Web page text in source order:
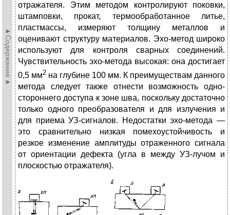
►Содержание►
отражателя. Этим методом контролируют поковки,
штамповки, про­кат, термообработанное литье,
пластмассы, измеряют толщину металлов и
оценивают структуру материалов. Эхо-метод широко
используют для контроля сварных соединений.
Чувствительность эхо-метода высокая: она до­стигает
0,5 мм2 на глубине 100 мм. К преимуществам дан­ного
метода следует также отнести возможность одно­
стороннего доступа к зоне шва, поскольку достаточно
только одного преобразователя и для излучения и
для приема УЗ-сигналов. Недостатки эхо-метода —
это срав­нительно низкая помехоустойчивость и
резкое изменение амплитуды отраженного сигнала
от ориентации дефекта (угла в между УЗ-лучом и
плоскостью отражателя).